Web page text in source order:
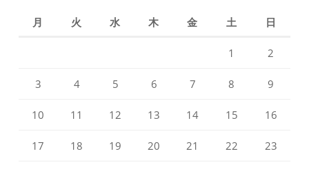
を
月 火 水 木 金 土 日
1 2
3 4 5 6 7 8 9
10 11 12 13 14 15 16
17 18 19 20 21 22 23